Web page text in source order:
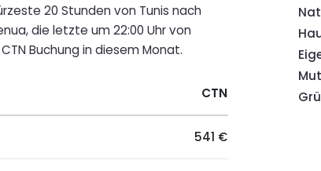
20 Stunden von Tunis nach
die letzte um 22:00 Uhr von
Buchung in diesem Monat.
CTN
541 €